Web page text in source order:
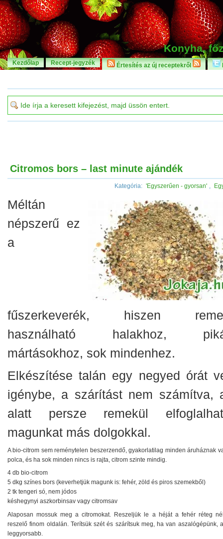
Konyha,
Kezdőlap Recept-jegyzék Értesítés az új receptekről
Citromos bors – last minute ajándék
Kategória: 'Egyszerűen - gyorsan' ,
Méltán
népszerű ez
a
fűszerkeverék, hiszen
használható halakhoz,
mártásokhoz, sok mindenhez.
Elkészítése talán egy negyed órát
igénybe, a szárítást nem számítva,
alatt persze remekül
magunkat más dolgokkal.
A bio-citrom sem reménytelen beszerzendő, gyakorlatilag minden áruháznak
polca, és ha sok minden nincs is rajta, citrom szinte mindig.
4 db bio-citrom
5 dkg színes bors (keverhetjük magunk is: fehér, zöld és piros szemekből)
2 tk tengeri só, nem jódos
késhegynyi aszkorbinsav vagy citromsav
Alaposan mossuk meg a citromokat. Reszeljük le a héját a fehér réteg
reszelő finom oldalán. Terítsük szét és szárítsuk meg, ha van aszalógépünk,
leggyorsabb.